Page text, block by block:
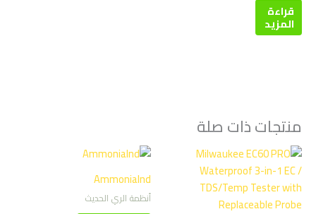
قراءة
المزيد
منتجات ذات صلة
AmmoniaInd
أنظمة الري الحديث